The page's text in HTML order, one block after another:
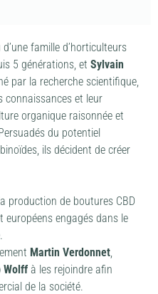
d’une famille d’horticulteurs
5 générations, et Sylvain
par la recherche scientifique,
et leur
organique raisonnée et
du potentiel
ils décident de créer
production de boutures CBD
européens engagés dans le
Martin Verdonnet,
Wolff à les rejoindre afin
de la société.